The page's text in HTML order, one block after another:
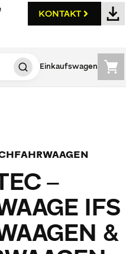
KONTAKT
Einkaufswagen
–
IFS
&